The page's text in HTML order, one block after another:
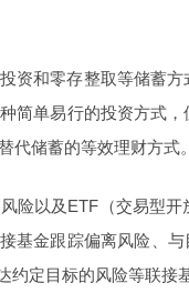
资和零存整取等储蓄
简单易行的投资方式
代储蓄的等效理财方式
险以及ETF（交易型
基金跟踪偏离风险、
约定目标的风险等联接